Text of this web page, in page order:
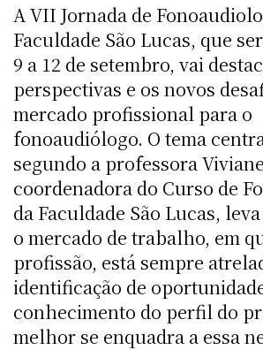
A VII Jornada de
Faculdade São Lucas, que
9 a 12 de setembro, vai
perspectivas e os novos
mercado profissional para o
fonoaudiólogo. O tema
segundo a professora
coordenadora do Curso de
da Faculdade São Lucas,
o mercado de trabalho, em
profissão, está sempre
identificação de
conhecimento do perfil do
melhor se enquadra a essa